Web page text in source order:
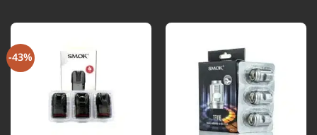
฿300.00
-43%